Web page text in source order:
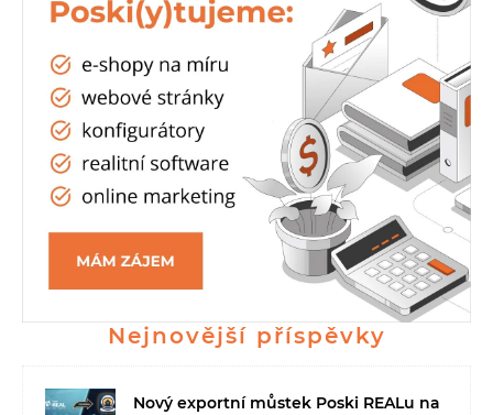
Nejnovější příspěvky
Nový exportní můstek Poski REALu na